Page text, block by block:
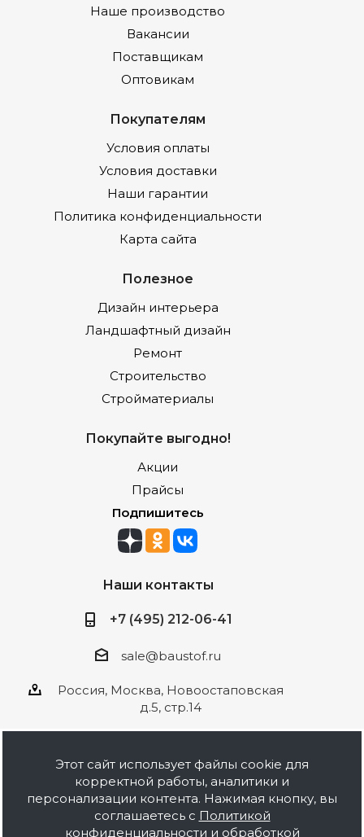
Наше производство
Вакансии
Поставщикам
Оптовикам
Покупателям
Условия оплаты
Условия доставки
Наши гарантии
Политика конфиденциальности
Карта сайта
Полезное
Дизайн интерьера
Ландшафтный дизайн
Ремонт
Строительство
Стройматериалы
Покупайте выгодно!
Акции
Прайсы
Подпишитесь
Наши контакты
+7 (495) 212-06-41
sale@baustof.ru
Россия, Москва, Новоостаповская
д.5, стр.14
2026 © ООО Баустов. Собственное
производство лакокрасочной продукции,
оптовая и розничная продажа строительных
Этот сайт использует файлы cookie для
корректной работы, аналитики и
персонализации контента. Нажимая кнопку, вы
соглашаетесь с Политикой
конфиденциальности и обработкой